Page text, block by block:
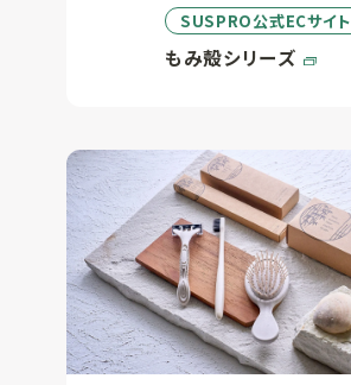
SUSPRO公式ECサイト
もみ殻シリーズ